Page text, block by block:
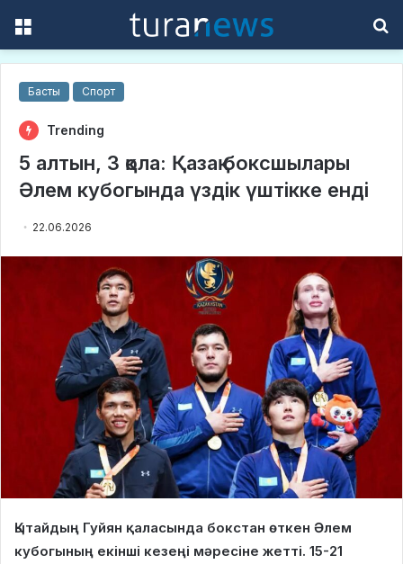
Басты Спорт
Trending
5 алтын, 3 қола: Қазақ боксшылары
Әлем кубогында үздік үштікке енді
22.06.2026
Қытайдың Гуйян қаласында бокстан өткен Әлем
кубогының екінші кезеңі мәресіне жетті. 15-21